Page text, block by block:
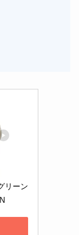
リーン